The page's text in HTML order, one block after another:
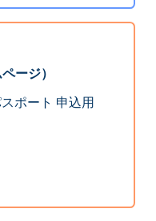
ージ）
ポート 申込用